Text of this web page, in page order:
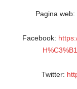
Pagina web:
Facebook:
Twitter: